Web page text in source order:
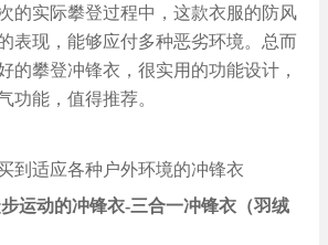
的实际攀登过程中，这款衣服的防风
表现，能够应付多种恶劣环境。总而
的攀登冲锋衣，很实用的功能设计，
功能，值得推荐。
运动的冲锋衣-三合一冲锋衣（羽绒